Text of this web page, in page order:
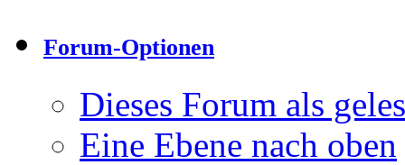
Forum-Optionen
Dieses Forum als
Eine Ebene nach oben